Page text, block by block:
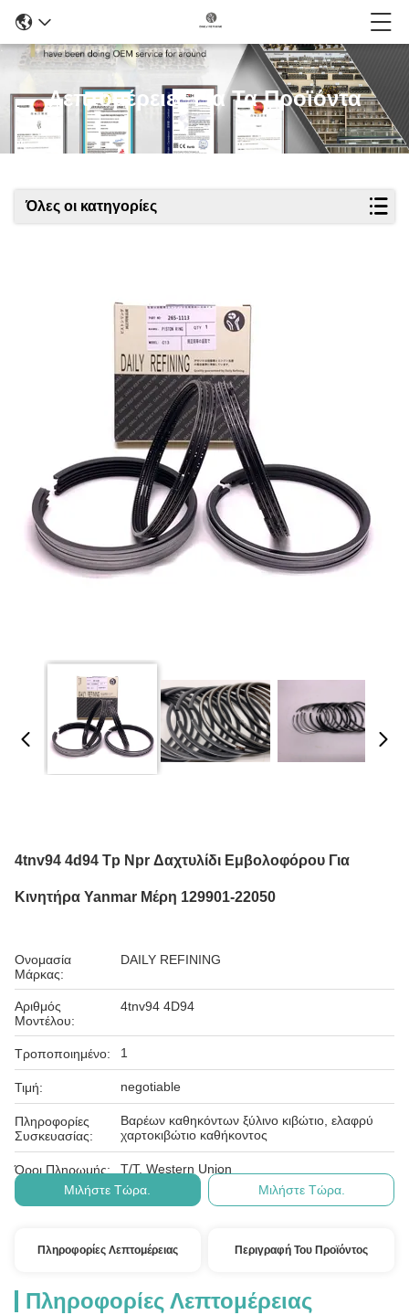
Λεπτομέρειες Για Τα Προϊόντα
Όλες οι κατηγορίες
4tnv94 4d94 Tp Npr Δαχτυλίδι Εμβολοφόρου Για
Κινητήρα Yanmar Μέρη 129901-22050
Ονομασία
Μάρκας:
DAILY REFINING
Αριθμός
Μοντέλου:
4tnv94 4D94
Τροποποιημένο: 1
Τιμή: negotiable
Πληροφορίες
Συσκευασίας:
Βαρέων καθηκόντων ξύλινο κιβώτιο, ελαφρύ
χαρτοκιβώτιο καθήκοντος
Όροι Πληρωμής:
T/T, Western Union
Μιλήστε Τώρα.
Μιλήστε Τώρα.
Πληροφορίες Λεπτομέρειας Περιγραφή Του Προϊόντος
Πληροφορίες Λεπτομέρειας